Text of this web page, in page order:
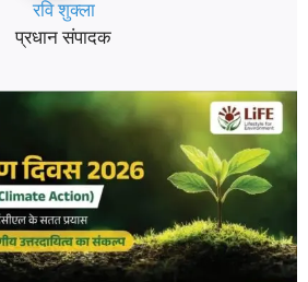
रवि शुक्ला
प्रधान संपादक